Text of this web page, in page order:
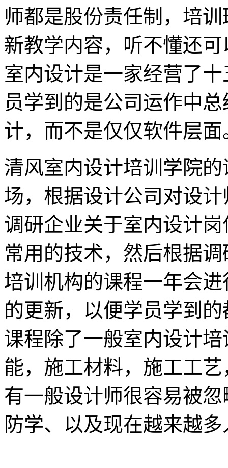
师都是股份责任制，培
新教学内容，听不懂还
室内设计是一家经营了
员学到的是公司运作中
计，而不是仅仅软件层面
清风室内设计培训学院
场，根据设计公司对设
调研企业关于室内设计
常用的技术，然后根据
培训机构的课程一年会
的更新，以便学员学到
课程除了一般室内设计
能，施工材料，施工工
有一般设计师很容易被
防学、以及现在越来越